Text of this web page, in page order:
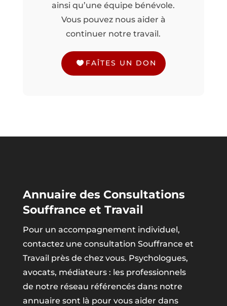
ainsi qu’une équipe bénévole.
Vous pouvez nous aider à
continuer notre travail.
FAÎTES UN DON
Annuaire des Consultations
Souffrance et Travail
Pour un accompagnement individuel,
contactez une consultation Souffrance et
Travail près de chez vous. Psychologues,
avocats, médiateurs : les professionnels
de notre réseau référencés dans notre
annuaire sont là pour vous aider dans